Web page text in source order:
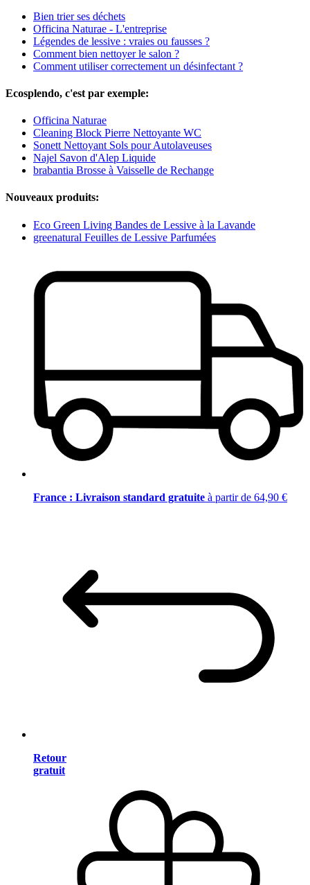
Bien trier ses déchets
Officina Naturae - L'entreprise
Légendes de lessive : vraies ou fausses ?
Comment bien nettoyer le salon ?
Comment utiliser correctement un désinfectant ?
Ecosplendo, c'est par exemple:
Officina Naturae
Cleaning Block Pierre Nettoyante WC
Sonett Nettoyant Sols pour Autolaveuses
Najel Savon d'Alep Liquide
brabantia Brosse à Vaisselle de Rechange
Nouveaux produits:
Eco Green Living Bandes de Lessive à la Lavande
greenatural Feuilles de Lessive Parfumées
France : Livraison standard gratuite à partir de 64,90 €
Retour
gratuit